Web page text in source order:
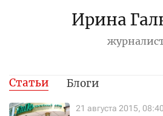
Ирина
Статьи Блоги
21 августа 2015, 08:40